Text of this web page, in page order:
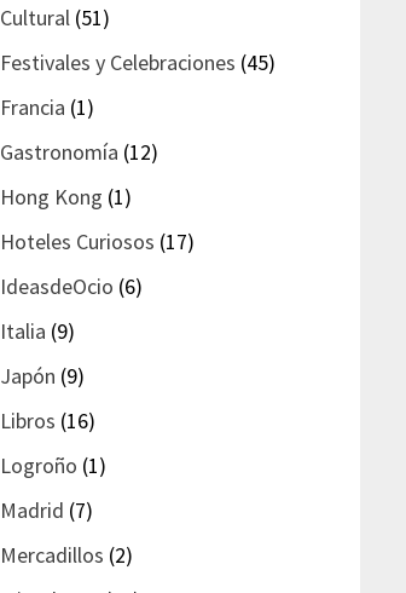
Cultural (51)
Festivales y Celebraciones (45)
Francia (1)
Gastronomía (12)
Hong Kong (1)
Hoteles Curiosos (17)
IdeasdeOcio (6)
Italia (9)
Japón (9)
Libros (16)
Logroño (1)
Madrid (7)
Mercadillos (2)